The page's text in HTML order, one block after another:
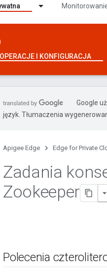
OPERACJE I KONFIGURACJA
Google
język. Tłumaczenia
Apigee Edge Edge for Private
Zadania
Zookeeper
Polecenia